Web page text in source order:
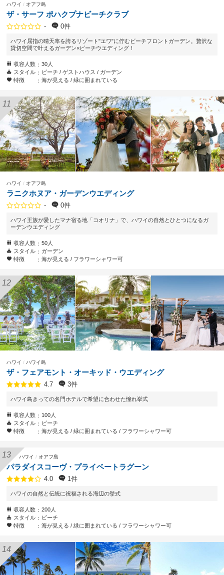
ハワイ オアフ島
ザ・サーフ ポハクプナビーチクラブ
- 0件
ハワイ屈指の晴天率を誇るリゾート"エワ"に佇むビーチフロントガーデン。贅沢な
貸切空間で叶えるガーデン×ビーチウエディング！
収容人数
30人
スタイル
ビーチ ゲストハウス
ガーデン
特徴
海が見える 緑に囲まれている
ハワイ オアフ島
ラニクホヌア・ガーデンウエディング
- 0件
ハワイ王族が愛したマナ宿る地「コオリナ」で、ハワイの自然とひとつになるガ
ーデンウエディング
収容人数
50人
スタイル
ガーデン
特徴
海が見える フラワーシャワー可
ハワイ ハワイ島
ザ・フェアモント・オーキッド・ウエディング
4.7 3件
ハワイ島きっての名門ホテルで希望に合わせた憧れ挙式
収容人数
100人
スタイル
ビーチ
特徴
海が見える 緑に囲まれている フラワーシャワー可
ハワイ オアフ島
パラダイスコーヴ・プライベートラグーン
4.0 1件
ハワイの自然と伝統に祝福される海辺の挙式
収容人数
200人
スタイル
ビーチ
特徴
海が見える 緑に囲まれている フラワーシャワー可